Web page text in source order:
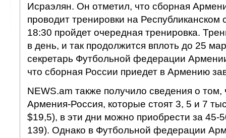
Исраэлян. Он отметил, что сборная
проводит тренировки на Республиканском
18:30 пройдет очередная тренировка.
в день, и так продолжится вплоть до 25
секретарь Футбольной федерации
что сборная России приедет в Армению
NEWS.am также получило сведения о том,
Армения-Россия, которые стоят 3, 5 и 7
$19,5), в эти дни можно приобрести за 45-
139). Однако в Футбольной федерации